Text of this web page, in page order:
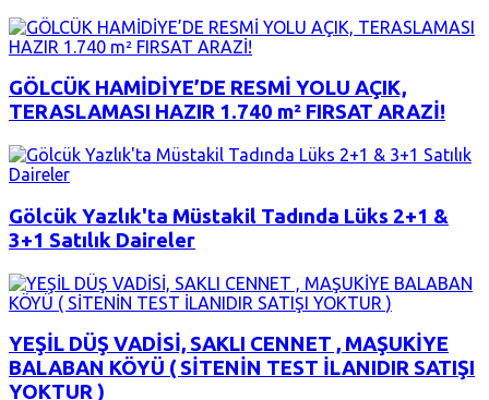
GÖLCÜK HAMİDİYE’DE RESMİ YOLU AÇIK,
TERASLAMASI HAZIR 1.740 m² FIRSAT ARAZİ!
Gölcük Yazlık'ta Müstakil Tadında Lüks 2+1 &
3+1 Satılık Daireler
YEŞİL DÜŞ VADİSİ, SAKLI CENNET , MAŞUKİYE
BALABAN KÖYÜ ( SİTENİN TEST İLANIDIR SATIŞI
YOKTUR )